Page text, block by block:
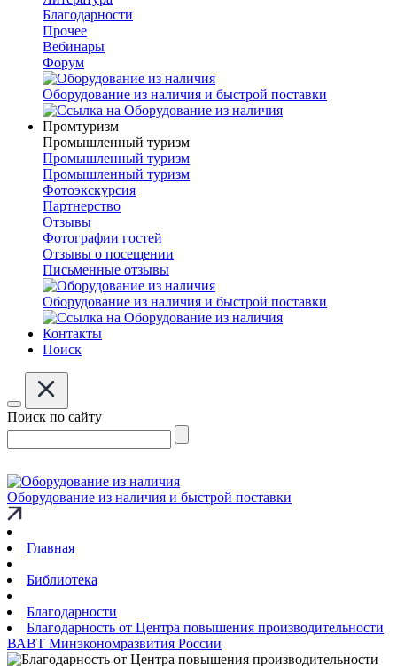
Благодарности
Прочее
Вебинары
Форум
Оборудование из наличия и быстрой поставки
Промтуризм
Промышленный туризм
Промышленный туризм
Промышленный туризм
Фотоэкскурсия
Партнерство
Отзывы
Фотографии гостей
Отзывы о посещении
Письменные отзывы
Оборудование из наличия и быстрой поставки
Контакты
Поиск
Поиск по сайту
Оборудование из наличия и быстрой поставки
Главная
Библиотека
Благодарности
Благодарность от Центра повышения производительности
ВАВТ Минэкономразвития России